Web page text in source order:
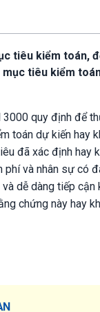
tiêu kiểm toán,
tiêu kiểm
quy định để
toán dự kiến hay
đã xác định hay
và nhân sự có
dễ dàng tiếp
chứng này hay